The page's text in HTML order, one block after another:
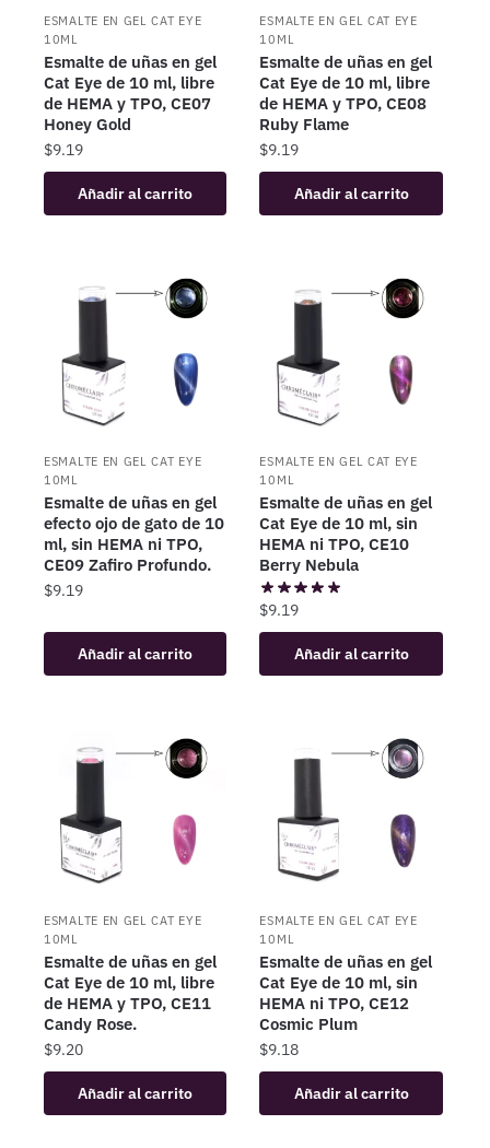
ESMALTE EN GEL CAT EYE
10ML
Esmalte de uñas en gel
Cat Eye de 10 ml, libre
de HEMA y TPO, CE07
Honey Gold
$9.19
Añadir al carrito
ESMALTE EN GEL CAT EYE
10ML
Esmalte de uñas en gel
Cat Eye de 10 ml, libre
de HEMA y TPO, CE08
Ruby Flame
$9.19
Añadir al carrito
ESMALTE EN GEL CAT EYE
10ML
Esmalte de uñas en gel
efecto ojo de gato de 10
ml, sin HEMA ni TPO,
CE09 Zafiro Profundo.
$9.19
Añadir al carrito
ESMALTE EN GEL CAT EYE
10ML
Esmalte de uñas en gel
Cat Eye de 10 ml, sin
HEMA ni TPO, CE10
Berry Nebula
$9.19
Añadir al carrito
ESMALTE EN GEL CAT EYE
10ML
Esmalte de uñas en gel
Cat Eye de 10 ml, libre
de HEMA y TPO, CE11
Candy Rose.
$9.20
Añadir al carrito
ESMALTE EN GEL CAT EYE
10ML
Esmalte de uñas en gel
Cat Eye de 10 ml, sin
HEMA ni TPO, CE12
Cosmic Plum
$9.18
Añadir al carrito